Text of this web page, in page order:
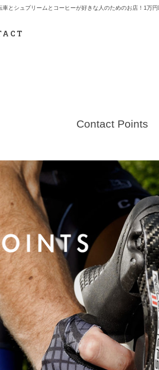
車とシュプリームとコーヒーが好きな人のためのお店！1万
Contact Points